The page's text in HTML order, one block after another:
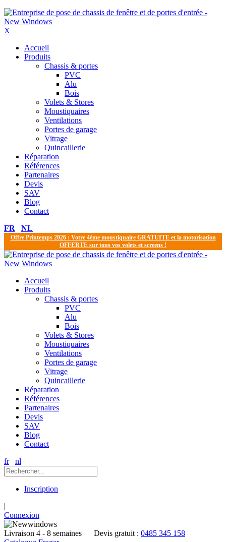
X
Accueil
Produits
Chassis & portes
PVC
Alu
Bois
Volets & Stores
Moustiquaires
Ventilations
Portes de garage
Vitrage
Quincaillerie
Réparation
Références
Partenaires
Devis
SAV
Blog
Contact
FR
NL
Offre Printemps 2026 : Votre 4ème moustiquaire GRATUITE et la motorisation
OFFERTE sur tous vos volets et screens !
Accueil
Produits
Chassis & portes
PVC
Alu
Bois
Volets & Stores
Moustiquaires
Ventilations
Portes de garage
Vitrage
Quincaillerie
Réparation
Références
Partenaires
Devis
SAV
Blog
Contact
fr
nl
Inscription
|
Connexion
Livraison 4 - 8 semaines Devis gratuit : 0485 345 158